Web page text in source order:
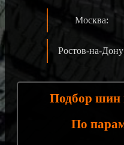
Москва:
Ростов-на-
Подбор шин
По